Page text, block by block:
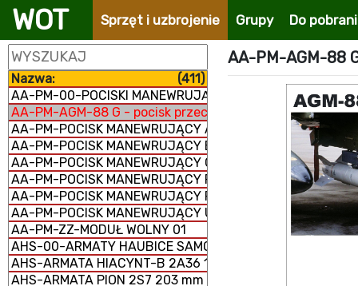
WOT Sprzęt i uzbrojenie Grupy Do
Nazwa:
(411)
AA-PM-00-POCISKI MANEWRUJĄCE
AA-PM-AGM-88 G - pocisk przeciwradiolokacyjny
AA-PM-POCISK MANEWRUJĄCY AGM-158 JASSM
AA-PM-POCISK MANEWRUJĄCY BANDEROL-S8000
AA-PM-POCISK MANEWRUJĄCY Ch-101/102
AA-PM-POCISK MANEWRUJĄCY FP-5 Flamingo
AA-PM-POCISK MANEWRUJĄCY RBS-15 MK3
AA-PM-POCISK MANEWRUJĄCY UGM-109/RGM-109/
AA-PM-ZZ-MODUŁ WOLNY 01
AHS-00-ARMATY HAUBICE SAMOBIEŻNE
AHS-ARMATA HIACYNT-B 2A36 152 mm
AHS-ARMATA PION 2S7 203 mm samobieżna
AA-PM-AGM-88